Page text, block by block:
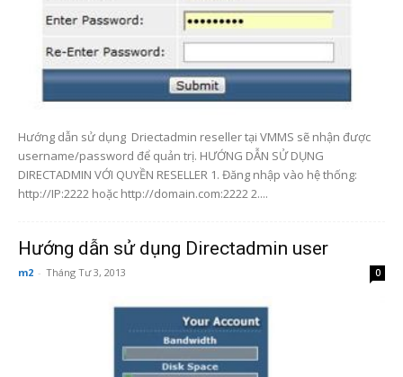
Hướng dẫn sử dụng Driectadmin reseller tại VMMS sẽ nhận được
username/password để quản trị. HƯỚNG DẪN SỬ DỤNG
DIRECTADMIN VỚI QUYỀN RESELLER 1. Đăng nhập vào hệ thống:
http://IP:2222 hoặc http://domain.com:2222 2....
Hướng dẫn sử dụng Directadmin user
m2 - Tháng Tư 3, 2013 0